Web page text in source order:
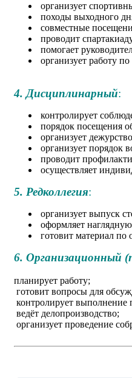
организует
походы выходного
совместные
проводит
помогает
организует работу
4. Дисциплинарный:
контролирует
порядок посещения
организует
организует порядок
проводит
осуществляет
5. Редколлегия:
организует выпуск
оформляет
готовит материал
6. Организационный
планирует работу;
готовит вопросы для
контролирует выполнение
ведёт делопроизводство;
организует проведение